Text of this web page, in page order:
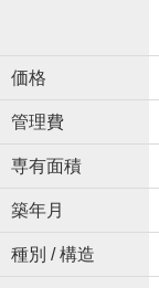
価格
管理費
専有面積
築年月
種別 / 構造